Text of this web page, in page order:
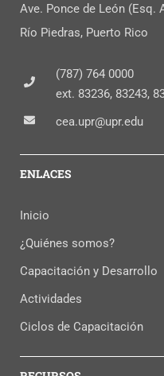
Ave. Ponce de León (Esq.
Río Piedras, Puerto Rico
(787) 764 0000
ext. 83236, 83243,
cea.upr@upr.edu
ENLACES
Inicio
¿Quiénes somos?
Capacitación y Desarrollo
Actividades
Ciclos de Capacitación